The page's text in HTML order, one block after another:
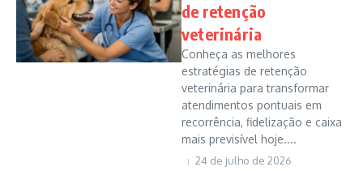
de retenção
veterinária
Conheça as melhores
estratégias de retenção
veterinária para transformar
atendimentos pontuais em
recorrência, fidelização e caixa
mais previsível hoje....
24 de julho de 2026